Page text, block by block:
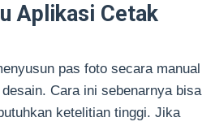
Aplikasi Cetak
pas foto secara manual
Cara ini sebenarnya bisa
ketelitian tinggi. Jika